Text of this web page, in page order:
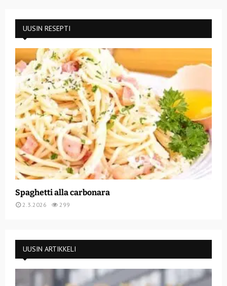
UUSIN RESEPTI
Spaghetti alla carbonara
2.3.2026 299
UUSIN ARTIKKELI